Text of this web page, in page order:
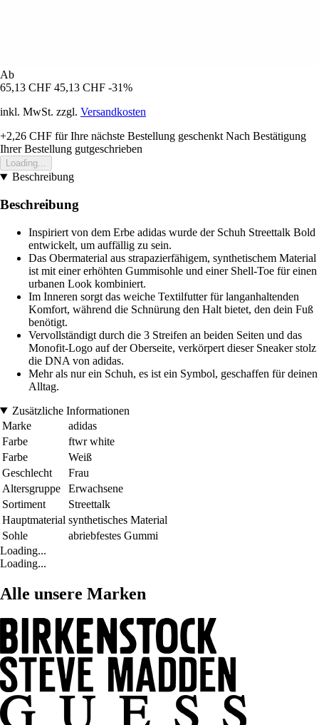
Ab
65,13 CHF 45,13 CHF -31%
inkl. MwSt. zzgl. Versandkosten
+2,26 CHF für Ihre nächste Bestellung geschenkt Nach Bestätigung
Ihrer Bestellung gutgeschrieben
Loading...
Beschreibung
Beschreibung
Inspiriert von dem Erbe adidas wurde der Schuh Streettalk Bold
entwickelt, um auffällig zu sein.
Das Obermaterial aus strapazierfähigem, synthetischem Material
ist mit einer erhöhten Gummisohle und einer Shell-Toe für einen
urbanen Look kombiniert.
Im Inneren sorgt das weiche Textilfutter für langanhaltenden
Komfort, während die Schnürung den Halt bietet, den dein Fuß
benötigt.
Vervollständigt durch die 3 Streifen an beiden Seiten und das
Monofit-Logo auf der Oberseite, verkörpert dieser Sneaker stolz
die DNA von adidas.
Mehr als nur ein Schuh, es ist ein Symbol, geschaffen für deinen
Alltag.
Zusätzliche Informationen
Marke
adidas
Farbe
ftwr white
Farbe
Weiß
Geschlecht
Frau
Altersgruppe
Erwachsene
Sortiment
Streettalk
Hauptmaterial synthetisches Material
Sohle
abriebfestes Gummi
Loading...
Loading...
Alle unsere Marken